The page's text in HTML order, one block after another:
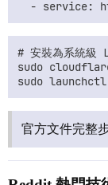
# 安裝為系統級
sudo
官方文件完整